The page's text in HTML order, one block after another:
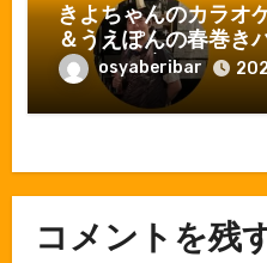
きよちゃんのカラオ
＆うえぽんの春巻き
ができる店おしゃべ
osyaberibar
コメントを残